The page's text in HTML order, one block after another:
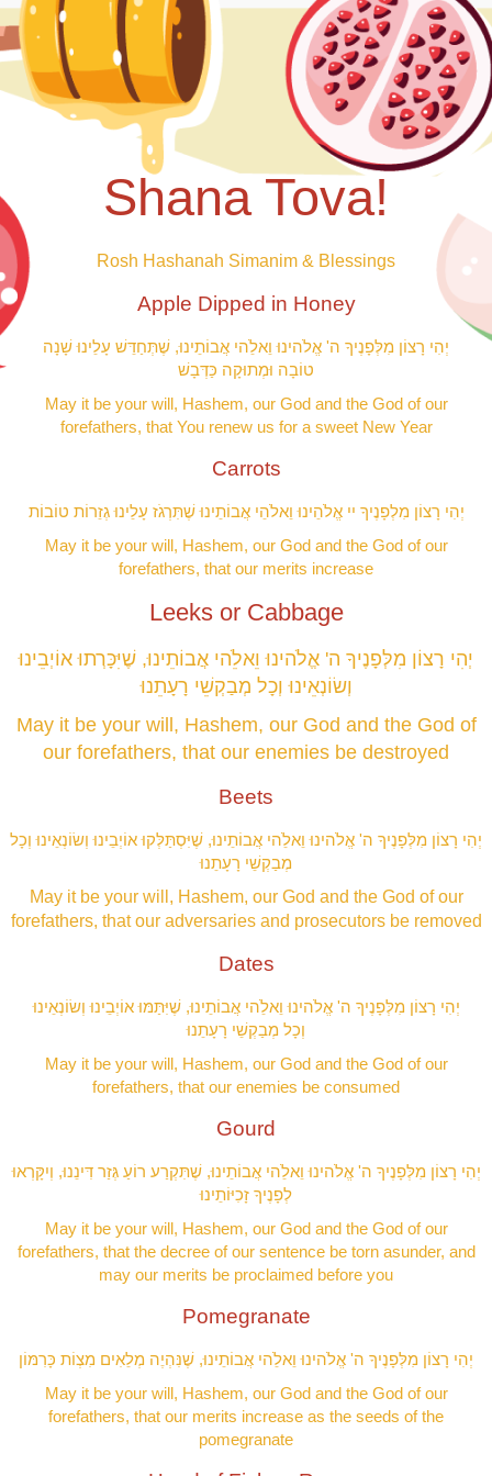
Shana Tova!
Rosh Hashanah Simanim & Blessings
Apple Dipped in Honey
יְהִי רָצוֹן מִלְּפָנֶיךָ ה' אֱלֹהינוּ וֵאלֵֹהי אֲבוֹתֵינוּ, שֶׁתְּחַדֵּשׁ עָלֵינוּ שָׁנָה
טוֹבָה וּמְתוּקָה כַּדְּבָשׁ
May it be your will, Hashem, our God and the God of our
forefathers, that You renew us for a sweet New Year
Carrots
יְהִי רָצוֹן מִלְפָנֶיךָ יי אֱלֹהֵינוּ וֵאלֹהֵי אֲבוֹתֵינוּ שֶׁתִּרְגֹז עָלֵינוּ גְזֵרוֹת טוֹבוֹת
May it be your will, Hashem, our God and the God of our
forefathers, that our merits increase
Leeks or Cabbage
יְהִי רָצוֹן מִלְּפָנֶיךָ ה' אֱלֹהינוּ וֵאלֵֹהי אֲבוֹתֵינוּ, שֶׁיִּכָּרְתוּ אוֹיְבֵינוּ
וְשׂוֹנְאֵינוּ וְכָל מְבַקְשֵׁי רָעָתֵנוּ
May it be your will, Hashem, our God and the God of
our forefathers, that our enemies be destroyed
Beets
יְהִי רָצוֹן מִלְּפָנֶיךָ ה' אֱלֹהינוּ וֵאלֵֹהי אֲבוֹתֵינוּ, שֶׁיִּסְתַּלְּקוּ אוֹיְבֵינוּ וְשׂוֹנְאֵינוּ וְכָל
מְבַקְשֵׁי רָעָתֵנוּ
May it be your will, Hashem, our God and the God of our
forefathers, that our adversaries and prosecutors be removed
Dates
יְהִי רָצוֹן מִלְּפָנֶיךָ ה' אֱלֹהינוּ וֵאלֵֹהי אֲבוֹתֵינוּ, שֶׁיִּתַּמּוּ אוֹיְבֵינוּ וְשׂוֹנְאֵינוּ
וְכָל מְבַקְשֵׁי רָעָתֵנוּ
May it be your will, Hashem, our God and the God of our
forefathers, that our enemies be consumed
Gourd
יְהִי רָצוֹן מִלְּפָנֶיךָ ה' אֱלֹהינוּ וֵאלֵֹהי אֲבוֹתֵינוּ, שֶׁתִּקְרַע רוֹעַ גְּזַר דִּינֵנוּ, וְיִקָּרְאוּ
לְפָנֶיךָ זָכִיּוֹתֵינוּ
May it be your will, Hashem, our God and the God of our
forefathers, that the decree of our sentence be torn asunder, and
may our merits be proclaimed before you
Pomegranate
יְהִי רָצוֹן מִלְּפָנֶיךָ ה' אֱלֹהינוּ וֵאלֵֹהי אֲבוֹתֵינוּ, שֶׁנִּהְיֶה מְלֵאִים מִצְוֹת כָּרִמּוֹן
May it be your will, Hashem, our God and the God of our
forefathers, that our merits increase as the seeds of the
pomegranate